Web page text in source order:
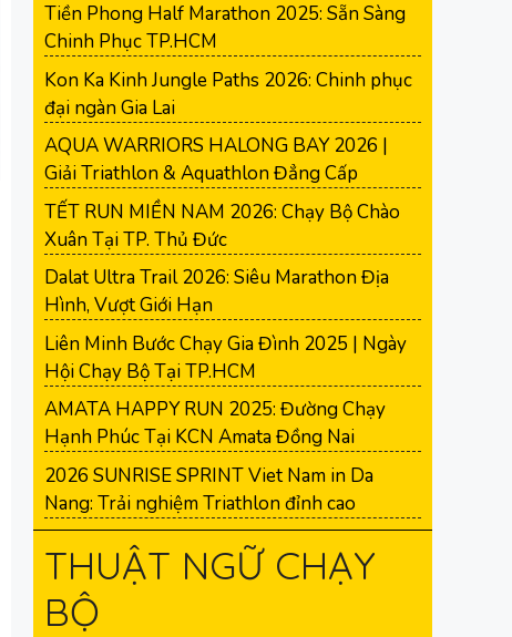
Tiền Phong Half Marathon 2025: Sẵn Sàng
Chinh Phục TP.HCM
Kon Ka Kinh Jungle Paths 2026: Chinh phục
đại ngàn Gia Lai
AQUA WARRIORS HALONG BAY 2026 |
Giải Triathlon & Aquathlon Đẳng Cấp
TẾT RUN MIỀN NAM 2026: Chạy Bộ Chào
Xuân Tại TP. Thủ Đức
Dalat Ultra Trail 2026: Siêu Marathon Địa
Hình, Vượt Giới Hạn
Liên Minh Bước Chạy Gia Đình 2025 | Ngày
Hội Chạy Bộ Tại TP.HCM
AMATA HAPPY RUN 2025: Đường Chạy
Hạnh Phúc Tại KCN Amata Đồng Nai
2026 SUNRISE SPRINT Viet Nam in Da
Nang: Trải nghiệm Triathlon đỉnh cao
THUẬT NGỮ CHẠY
BỘ